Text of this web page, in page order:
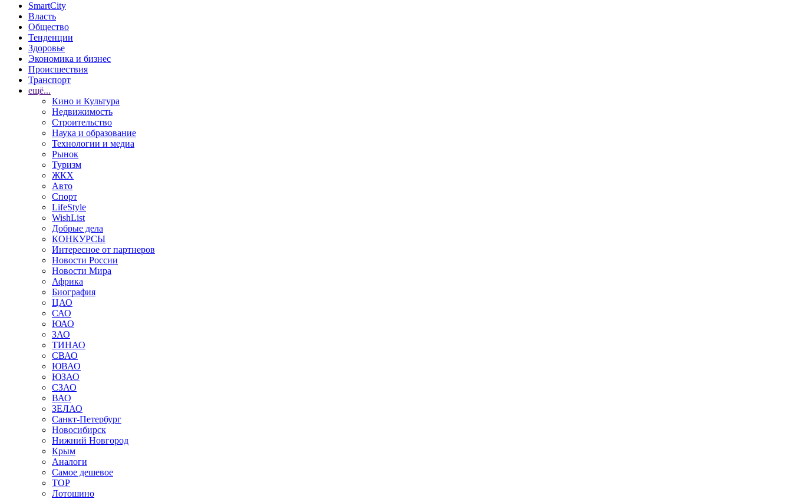
SmartCity
Власть
Общество
Тенденции
Здоровье
Экономика и бизнес
Происшествия
Транспорт
ещё...
Кино и Культура
Недвижимость
Строительство
Наука и образование
Технологии и медиа
Рынок
Туризм
ЖКХ
Авто
Спорт
LifeStyle
WishList
Добрые дела
КОНКУРСЫ
Интересное от партнеров
Новости России
Новости Мира
Африка
Биография
ЦАО
САО
ЮАО
ЗАО
ТИНАО
СВАО
ЮВАО
ЮЗАО
СЗАО
ВАО
ЗЕЛАО
Санкт-Петербург
Новосибирск
Нижний Новгород
Крым
Аналоги
Самое дешевое
TOP
Лотошино